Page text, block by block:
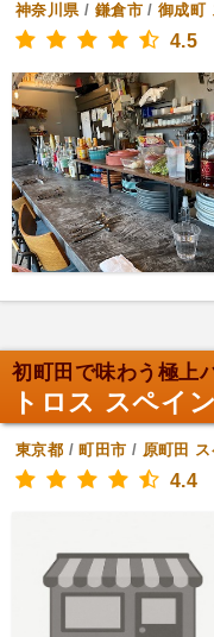
神奈川県/ 鎌倉市/御成町
4.5
初町田で味わう極上
トロス スペイ
東京都 /町田市 / 原町田
4.4